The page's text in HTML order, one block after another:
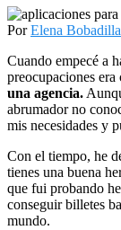
PorElena Bobadilla
Cuando empecé a
preocupaciones
una agencia.
abrumador no
mis necesidades y
Con el tiempo, he
tienes una buena
que fui probando
conseguir billetes
mundo.